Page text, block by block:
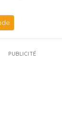
PUBLICITÉ